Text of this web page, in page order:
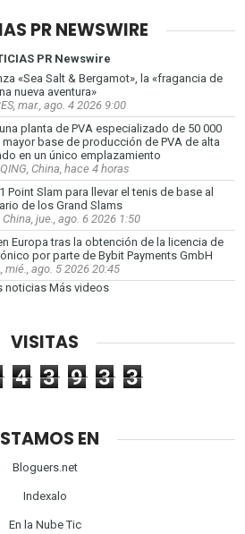
PR NEWSWIRE
PR Newswire
«Sea Salt & Bergamot», la «fragancia de
nueva aventura»
mar., ago. 4 2026 9:00
planta de PVA especializado de 50 000
base de producción de PVA de alta
en un único emplazamiento
China, hace 4 horas
Point Slam para llevar el tenis de base al
de los Grand Slams
China, jue., ago. 6 2026 1:50
Europa tras la obtención de la licencia de
por parte de Bybit Payments GmbH
mié., ago. 5 2026 20:45
noticias Más videos
VISITAS
4 3 9 3 3
EN
Bloguers.net
Indexalo
En la Nube Tic